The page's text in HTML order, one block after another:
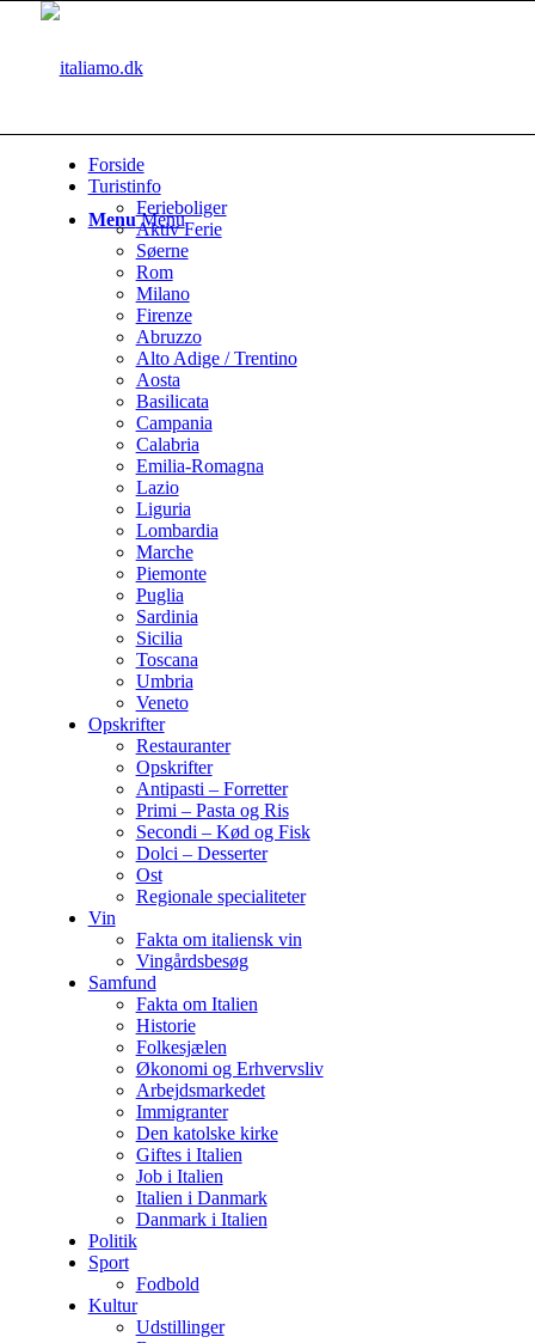
Menu Menu
Forside
Turistinfo
Ferieboliger
Aktiv Ferie
Søerne
Rom
Milano
Firenze
Abruzzo
Alto Adige / Trentino
Aosta
Basilicata
Campania
Calabria
Emilia-Romagna
Lazio
Liguria
Lombardia
Marche
Piemonte
Puglia
Sardinia
Sicilia
Toscana
Umbria
Veneto
Opskrifter
Restauranter
Opskrifter
Antipasti – Forretter
Primi – Pasta og Ris
Secondi – Kød og Fisk
Dolci – Desserter
Ost
Regionale specialiteter
Vin
Fakta om italiensk vin
Vingårdsbesøg
Samfund
Fakta om Italien
Historie
Folkesjælen
Økonomi og Erhvervsliv
Arbejdsmarkedet
Immigranter
Den katolske kirke
Giftes i Italien
Job i Italien
Italien i Danmark
Danmark i Italien
Politik
Sport
Fodbold
Kultur
Udstillinger